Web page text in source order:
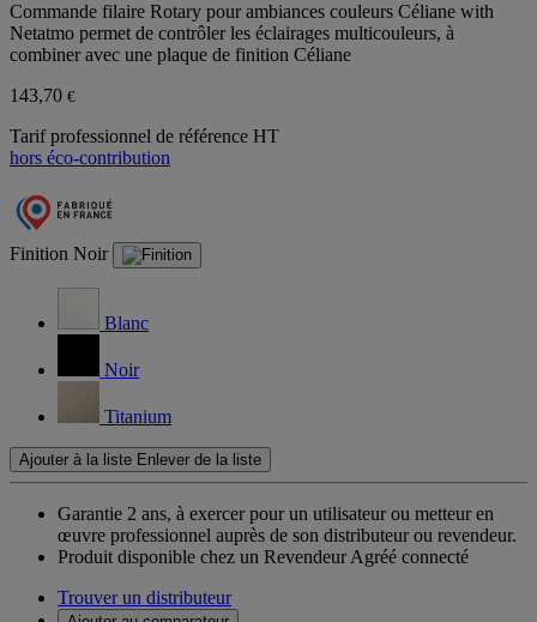
Commande filaire Rotary pour ambiances couleurs Céliane with
Netatmo permet de contrôler les éclairages multicouleurs, à
combiner avec une plaque de finition Céliane
143,70 €
Tarif professionnel de référence HT
hors éco-contribution
Finition Noir
Blanc
Noir
Titanium
Ajouter à la liste Enlever de la liste
Garantie 2 ans, à exercer pour un utilisateur ou metteur en
œuvre professionnel auprès de son distributeur ou revendeur.
Produit disponible chez un Revendeur Agréé connecté
Trouver un distributeur